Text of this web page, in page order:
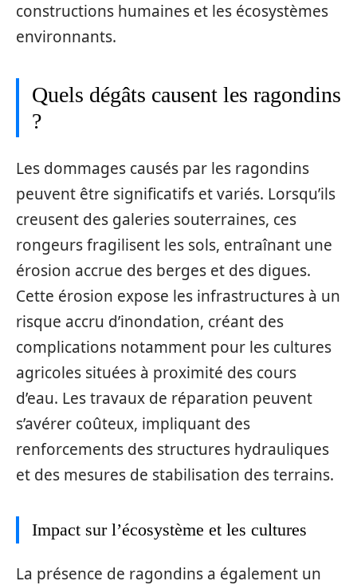
constructions humaines et les écosystèmes
environnants.
Quels dégâts causent les ragondins
?
Les dommages causés par les ragondins
peuvent être significatifs et variés. Lorsqu’ils
creusent des galeries souterraines, ces
rongeurs fragilisent les sols, entraînant une
érosion accrue des berges et des digues.
Cette érosion expose les infrastructures à un
risque accru d’inondation, créant des
complications notamment pour les cultures
agricoles situées à proximité des cours
d’eau. Les travaux de réparation peuvent
s’avérer coûteux, impliquant des
renforcements des structures hydrauliques
et des mesures de stabilisation des terrains.
Impact sur l’écosystème et les cultures
La présence de ragondins a également un